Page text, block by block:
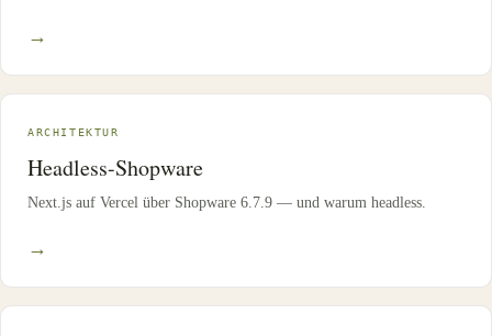
→
ARCHITEKTUR
Headless-Shopware
Next.js auf Vercel über Shopware 6.7.9 — und warum headless.
→